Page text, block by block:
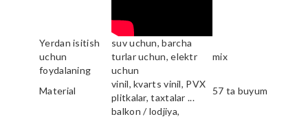
Yerdan isitish
uchun
foydalaning
suv uchun, barcha
turlar uchun, elektr
uchun
mix
Material
vinil, kvarts vinil, PVX
plitkalar, taxtalar ...
57 ta buyum
balkon / lodjiya,